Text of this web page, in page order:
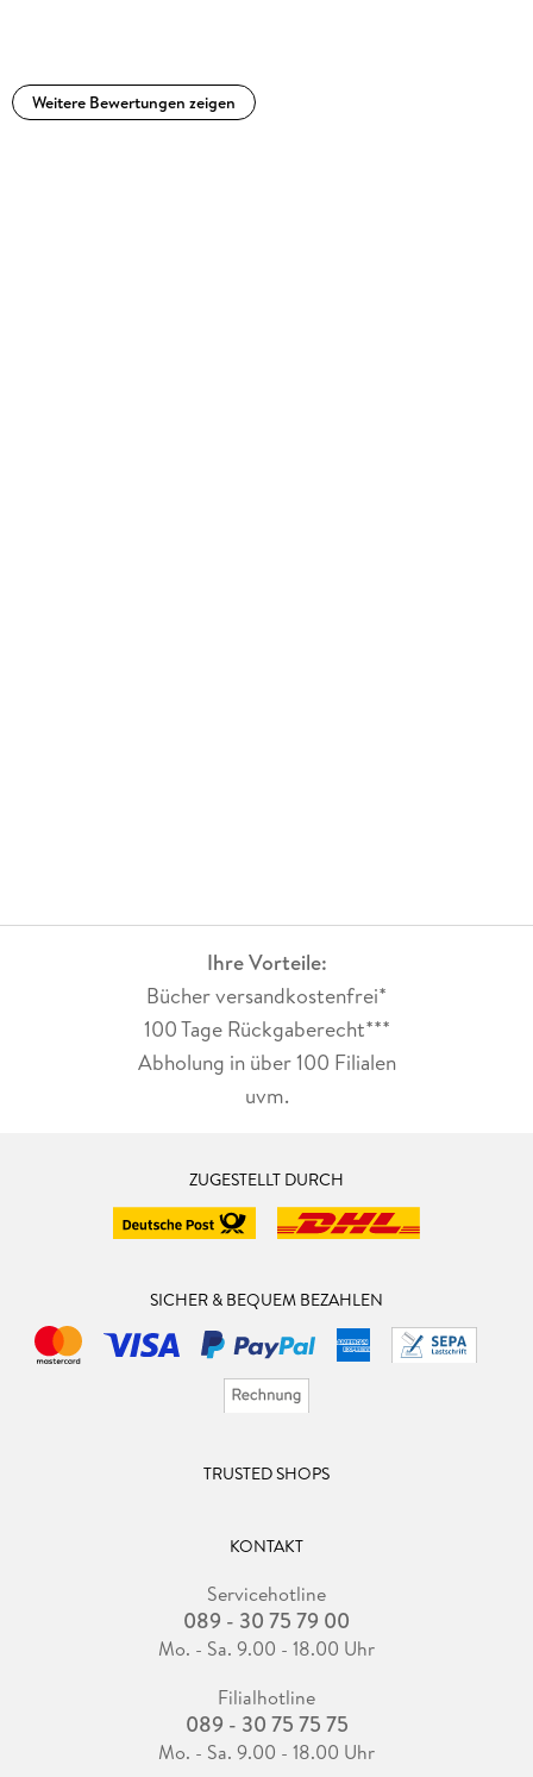
Weitere Bewertungen zeigen
Ihre Vorteile:
Bücher versandkostenfrei*
100 Tage Rückgaberecht***
Abholung in über 100 Filialen
uvm.
ZUGESTELLT DURCH
SICHER & BEQUEM BEZAHLEN
TRUSTED SHOPS
KONTAKT
Servicehotline
089 - 30 75 79 00
Mo. - Sa. 9.00 - 18.00 Uhr
Filialhotline
089 - 30 75 75 75
Mo. - Sa. 9.00 - 18.00 Uhr